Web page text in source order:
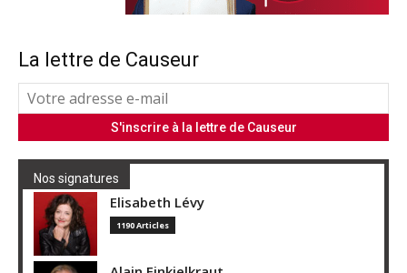
La lettre de Causeur
Nos signatures
Elisabeth Lévy
1190 Articles